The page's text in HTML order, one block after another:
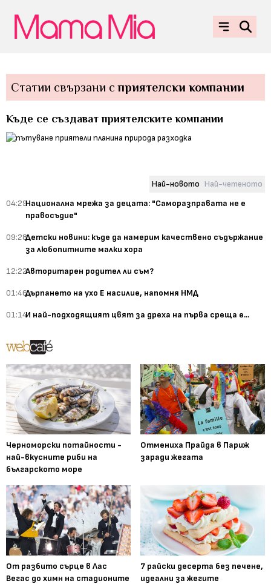
Статии свързани сприятелски компании
Къде се създават приятелските компании
Най-новото Най-четеното
04:29Национална мрежа за децата: "Саморазправата не е
правосъдие"
09:28Детски новини: къде да намерим качествено съдържание
за любопитните малки хора
12:22Авторитарен родител ли съм?
01:46Дърпането на ухо Е насилие, напомня НМД
01:14И най-подходящият цвят за дреха на първа среща е...
Черноморски потайности -
най-вкусните риби на
българското море
Отмениха Прайда в Париж
заради жегата
От разбито сърце в Лас
Вегас до химн на стадионите
7 райски десерта без печене,
идеални за жегите